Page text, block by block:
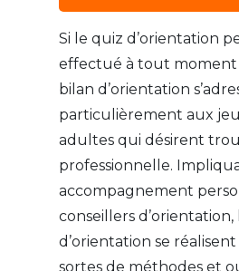
Si le quiz d’orientation
effectué à tout moment
bilan d’orientation
particulièrement aux
adultes qui désirent
professionnelle.
accompagnement
conseillers d’orientation,
d’orientation se
sortes de méthodes et